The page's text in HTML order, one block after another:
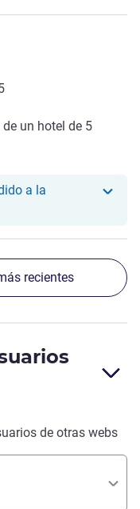
5
un hotel de 5
a la
recientes
de otras webs